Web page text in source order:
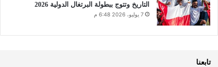
التاريخ وتتوج ببطولة البرتغال الدولية 2026
7 يوليو، 2026 6:48 م
تابعنا